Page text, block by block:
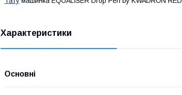
Характеристики
Основні